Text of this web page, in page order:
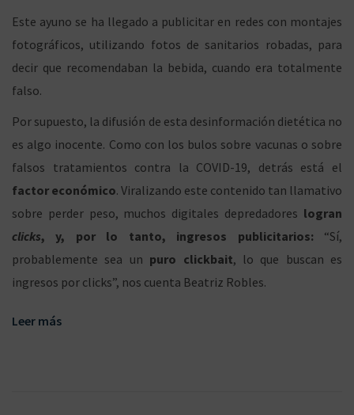
Este ayuno se ha llegado a publicitar en redes con montajes
fotográficos, utilizando fotos de sanitarios robadas, para
decir que recomendaban la bebida, cuando era totalmente
falso.
Por supuesto, la difusión de esta desinformación dietética no
es algo inocente. Como con los bulos sobre vacunas o sobre
falsos tratamientos contra la COVID-19, detrás está el
factor económico. Viralizando este contenido tan llamativo
sobre perder peso, muchos digitales depredadores logran
clicks, y, por lo tanto, ingresos publicitarios: “Sí,
probablemente sea un puro clickbait, lo que buscan es
ingresos por clicks”, nos cuenta Beatriz Robles.
Leer más